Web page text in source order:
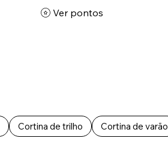
Cortina de trilho Cortina de varão
Ver pontos